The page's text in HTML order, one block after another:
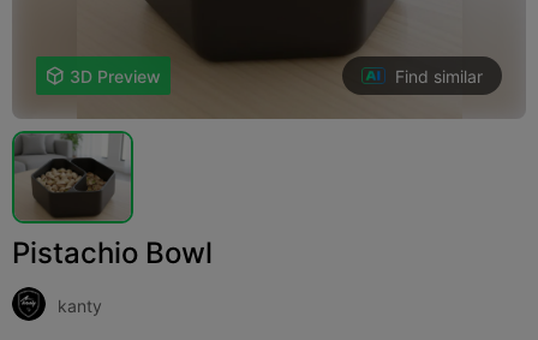
 3D Preview Find similar
Pistachio Bowl
kanty